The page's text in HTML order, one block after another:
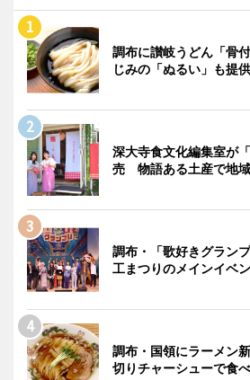
調布に讃岐うどん「骨
じみの「ぬるい」も提供
深大寺食文化編集室が
売 物語ある土産で地
調布・「歌好きグラン
工まつりのメインイベ
調布・国領にラーメン
切りチャーシューで食